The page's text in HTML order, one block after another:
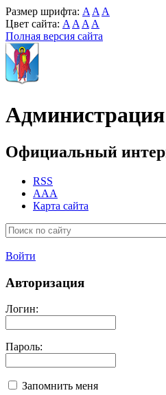
Размер шрифта: A A A
Цвет сайта: A A A A
Полная версия сайта
Официальный
RSS
AAA
Карта сайта
Войти
Авторизация
Логин:
Пароль:
Запомнить меня